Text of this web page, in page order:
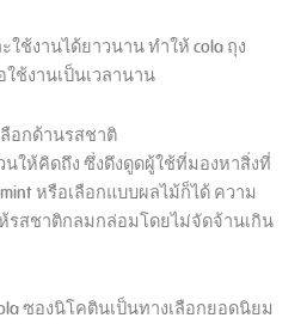
ใช้งานได้ยาวนาน ทำให้ cola ถุง
ช้งานเป็นเวลานาน
ลือกด้านรสชาติ
ให้คิดถึง ซึ่งดึงดูดผู้ใช้ที่มองหาสิ่งที่
หรือเลือกแบบผลไม้ก็ได้ ความ
รสชาติกลมกล่อมโดยไม่จัดจ้านเกิน
ซองนิโคตินเป็นทางเลือกยอดนิยม